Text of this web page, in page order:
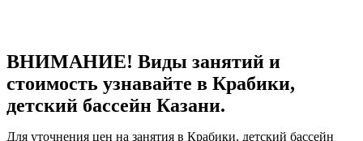
ВНИМАНИЕ! Виды занятий и
стоимость узнавайте в Крабики,
детский бассейн Казани.
Для уточнения цен на занятия в Крабики, детский бассейн